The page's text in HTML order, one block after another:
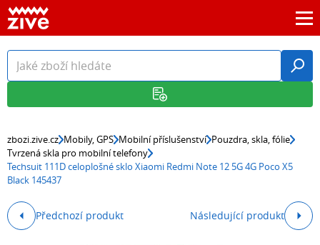
zbozi.zive.cz Mobily, GPS Mobilní příslušenství Pouzdra, skla, fólie
Tvrzená skla pro mobilní telefony
Techsuit 111D celoplošné sklo Xiaomi Redmi Note 12 5G 4G Poco X5
Black 145437
Předchozí produkt Následující produkt